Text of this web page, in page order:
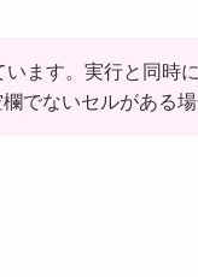
ます。実行と同時
でないセルがある